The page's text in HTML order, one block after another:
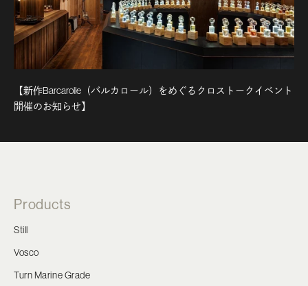
【新作Barcarolle（バルカロール）をめぐるクロストークイベント
開催のお知らせ】
Products
Still
Vosco
Turn Marine Grade